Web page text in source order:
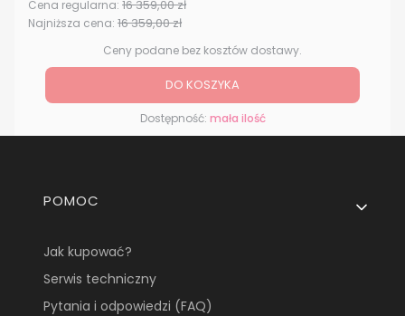
Cena regularna: 16 359,00 zł
Najniższa cena: 16 359,00 zł
Ceny podane bez kosztów dostawy.
DO KOSZYKA
Dostępność: mała ilość
Linki w stopce
POMOC
Jak kupować?
Serwis techniczny
Pytania i odpowiedzi (FAQ)